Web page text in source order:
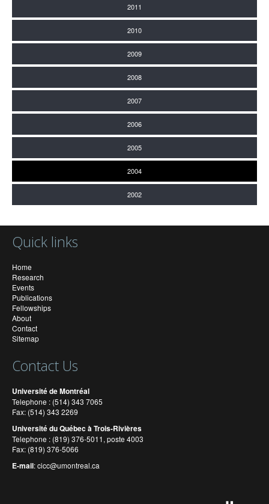
2011
2010
2009
2008
2007
2006
2005
2004
2002
Quick links
Home
Research
Events
Publications
Fellowships
About
Contact
Sitemap
Contact Us
Université de Montréal
Telephone : (514) 343 7065
Fax: (514) 343 2269
Université du Québec à Trois-Rivières
Telephone : (819) 376-5011, poste 4003
Fax: (819) 376-5066
E-mail:cicc@umontreal.ca